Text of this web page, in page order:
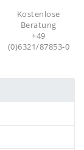
Kostenlose
Beratung
+49
(0)6321/87853-0